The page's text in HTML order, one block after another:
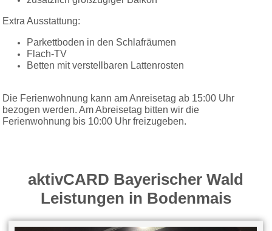
Extra Ausstattung:
Parkettboden in den Schlafräumen
Flach-TV
Betten mit verstellbaren Lattenrosten
Die Ferienwohnung kann am Anreisetag ab 15:00 Uhr
bezogen werden. Am Abreisetag bitten wir die
Ferienwohnung bis 10:00 Uhr freizugeben.
aktivCARD Bayerischer Wald
Leistungen in Bodenmais